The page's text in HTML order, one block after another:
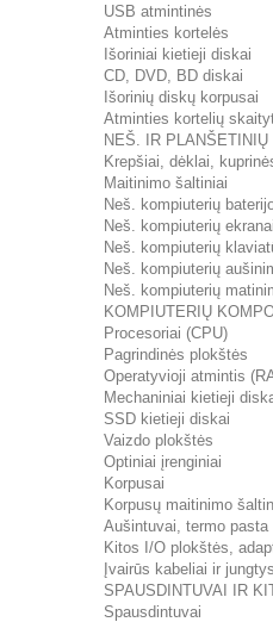
USB atmintinės
Atminties kortelės
Išoriniai kietieji diskai
CD, DVD, BD diskai
Išorinių diskų korpusai
Atminties kortelių
NEŠ. IR
Krepšiai, dėklai,
Maitinimo šaltiniai
Neš. kompiuterių
Neš. kompiuterių ekranai
Neš. kompiuterių
Neš. kompiuterių
Neš. kompiuterių
KOMPIUTERIŲ
Procesoriai (CPU)
Pagrindinės plokštės
Operatyvioji atmintis
Mechaniniai kietieji
SSD kietieji diskai
Vaizdo plokštės
Optiniai įrenginiai
Korpusai
Korpusų maitinimo
Aušintuvai, termo pasta
Kitos I/O plokštės,
Įvairūs kabeliai ir jungtys
SPAUSDINTUVAI IR
Spausdintuvai